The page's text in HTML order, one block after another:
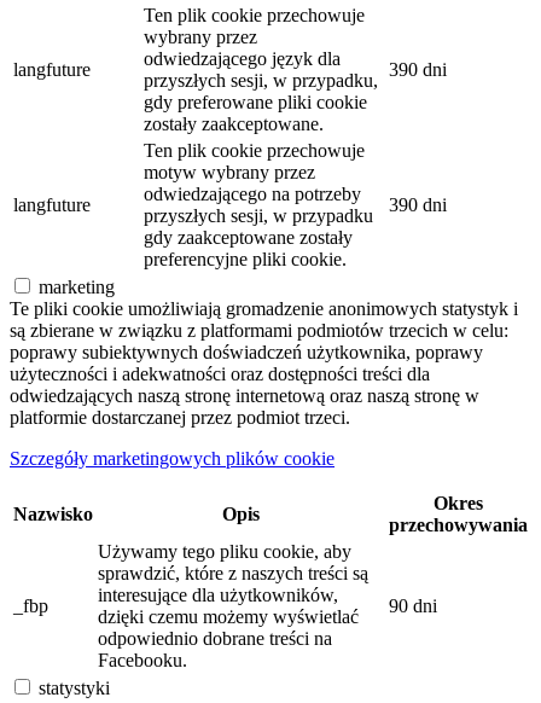
langfuture
Ten plik cookie przechowuje
wybrany przez
odwiedzającego język dla
przyszłych sesji, w przypadku,
gdy preferowane pliki cookie
zostały zaakceptowane.
390 dni
langfuture
Ten plik cookie przechowuje
motyw wybrany przez
odwiedzającego na potrzeby
przyszłych sesji, w przypadku
gdy zaakceptowane zostały
preferencyjne pliki cookie.
390 dni
marketing
Te pliki cookie umożliwiają gromadzenie anonimowych statystyk i
są zbierane w związku z platformami podmiotów trzecich w celu:
poprawy subiektywnych doświadczeń użytkownika, poprawy
użyteczności i adekwatności oraz dostępności treści dla
odwiedzających naszą stronę internetową oraz naszą stronę w
platformie dostarczanej przez podmiot trzeci.
Szczegóły marketingowych plików cookie
Nazwisko Opis
Okres
przechowywania
_fbp
Używamy tego pliku cookie, aby
sprawdzić, które z naszych treści są
interesujące dla użytkowników,
dzięki czemu możemy wyświetlać
odpowiednio dobrane treści na
Facebooku.
90 dni
statystyki